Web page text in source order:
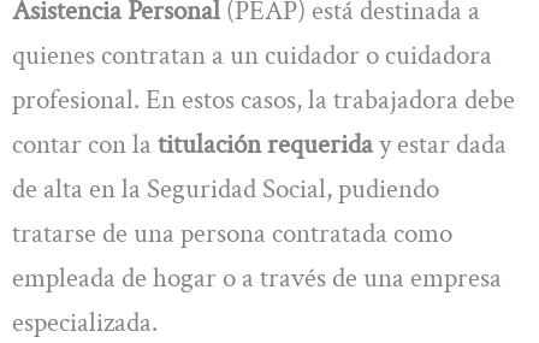
Asistencia Personal (PEAP) está destinada a
quienes contratan a un cuidador o cuidadora
profesional. En estos casos, la trabajadora debe
contar con la titulación requeriday estar dada
de alta en la Seguridad Social, pudiendo
tratarse de una persona contratada como
empleada de hogar o a través de una empresa
especializada.